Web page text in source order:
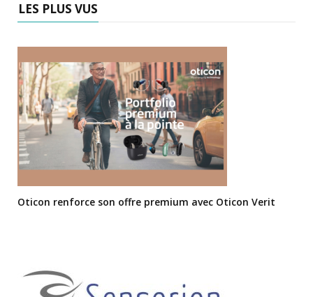
LES PLUS VUS
Oticon renforce son offre premium avec Oticon Verit